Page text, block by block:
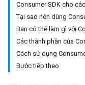
Consumer SDK cho
Tại sao nên dùng
Bạn có thể làm gì với
Các thành phần của
Cách sử dụng
Bước tiếp theo